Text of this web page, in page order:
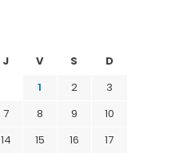
J V S
D
1
2
3
7 8 9
10
14 15 16
17